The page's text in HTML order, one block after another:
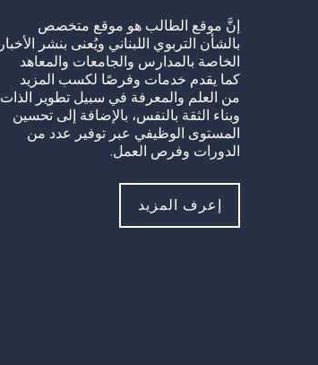
إنَّ موقع الطالب هو موقع متخصص
بالشأن التربوي اللبناني ويُعنى بنشر الأخبار
الخاصة بالمدارس والجامعات والمعاهد
كما يقدم خدمات وفرصًا لكسب المزيد
من العلم والمعرفة في سبيل تطوير الذات
وبناء الثقة بالنفس، بالإضافة إلى تحسين
المستوى الوظيفي عبر توفير عدد من
الدورات وفرص العمل.
إعرف المزيد